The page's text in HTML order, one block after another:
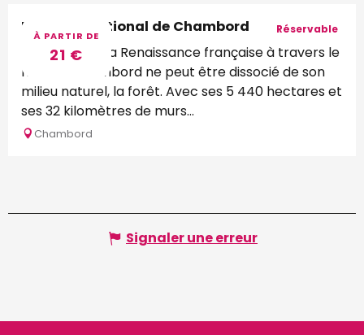
À PARTIR DE
21 €
Domaine national de Chambord
Emblème de la Renaissance française à travers le
monde, Chambord ne peut être dissocié de son
milieu naturel, la forêt. Avec ses 5 440 hectares et
ses 32 kilomètres de murs...
Chambord
Réservable
Signaler une erreur